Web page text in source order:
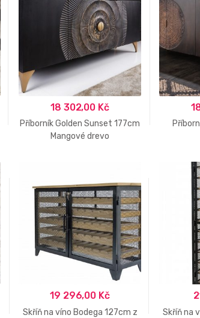
18 302,00 Kč
Příborník Golden Sunset 177cm
Mangové drevo
19 296,00 Kč
Skříň na víno Bodega 127cm z
Skříň na